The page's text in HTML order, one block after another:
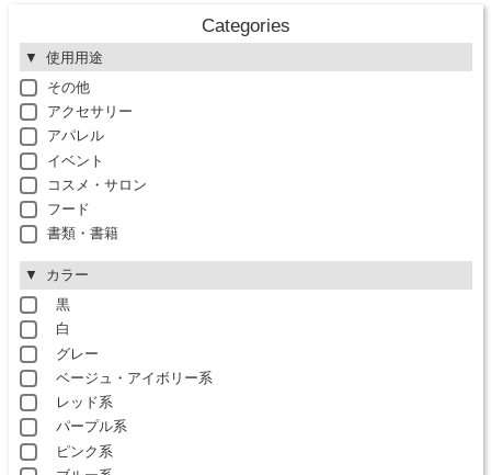
Categories
使用用途
その他
アクセサリー
アパレル
イベント
コスメ・サロン
フード
書類・書籍
カラー
黒
白
グレー
ベージュ・アイボリー系
レッド系
パープル系
ピンク系